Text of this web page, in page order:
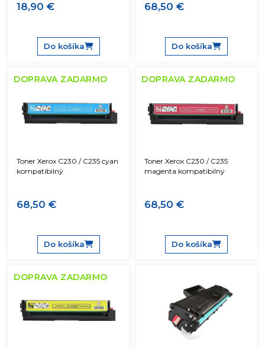
18,90 €
Do košíka
68,50 €
Do košíka
DOPRAVA ZADARMO
Toner Xerox C230 / C235 cyan
kompatibilný
68,50 €
Do košíka
DOPRAVA ZADARMO
Toner Xerox C230 / C235
magenta kompatibilný
68,50 €
Do košíka
DOPRAVA ZADARMO